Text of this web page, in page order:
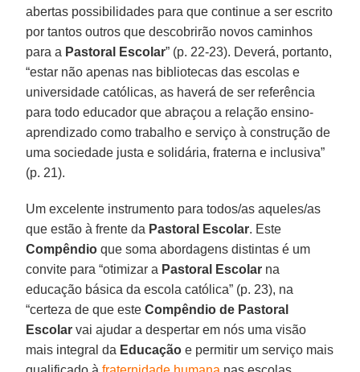
abertas possibilidades para que continue a ser escrito
por tantos outros que descobrirão novos caminhos
para a Pastoral Escolar” (p. 22-23). Deverá, portanto,
“estar não apenas nas bibliotecas das escolas e
universidade católicas, as haverá de ser referência
para todo educador que abraçou a relação ensino-
aprendizado como trabalho e serviço à construção de
uma sociedade justa e solidária, fraterna e inclusiva”
(p. 21).
Um excelente instrumento para todos/as aqueles/as
que estão à frente da Pastoral Escolar. Este
Compêndio que soma abordagens distintas é um
convite para “otimizar a Pastoral Escolar na
educação básica da escola católica” (p. 23), na
“certeza de que esteCompêndio de Pastoral
Escolar vai ajudar a despertar em nós uma visão
mais integral da Educação e permitir um serviço mais